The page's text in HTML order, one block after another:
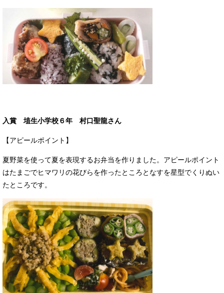
入賞 埴生小学校６年 村口聖龍さん
【アピールポイント】
夏野菜を使って夏を表現するお弁当を作りました。アピールポイント
はたまごでヒマワリの花びらを作ったところとなすを星型でくりぬい
たところです。